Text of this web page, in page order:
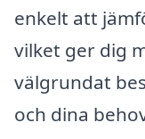
enkelt att
vilket ger dig
välgrundat
och dina